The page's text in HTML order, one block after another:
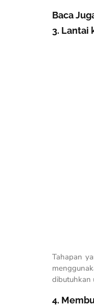
Baca
3. Lantai
Tahapan
dibutuhkan
4.